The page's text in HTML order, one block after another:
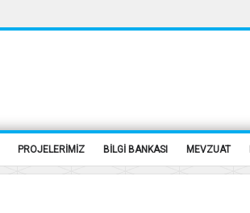
PROJELERİMİZ BİLGİ BANKASI MEVZUAT